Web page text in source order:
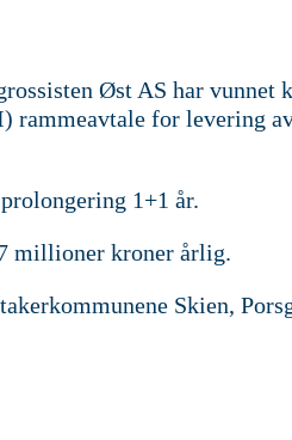
Øst AS har vunnet
rammeavtale for levering
1+1 år.
millioner kroner årlig.
Skien,